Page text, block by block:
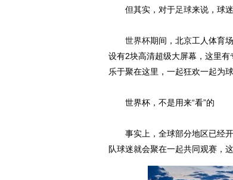
但其实，对于足球来说，球
世界杯期间，北京工人体育
设有2块高清超级大屏幕，这里
乐于聚在这里，一起狂欢一起为
世界杯，不是用来“看”的
事实上，全球部分地区已经开
队球迷就会聚在一起共同观赛，